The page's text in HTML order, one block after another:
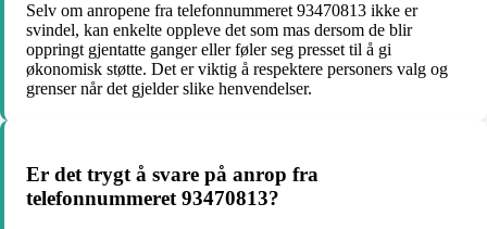
Selv om anropene fra telefonnummeret 93470813 ikke er
svindel, kan enkelte oppleve det som mas dersom de blir
oppringt gjentatte ganger eller føler seg presset til å gi
økonomisk støtte. Det er viktig å respektere personers valg og
grenser når det gjelder slike henvendelser.
Er det trygt å svare på anrop fra
telefonnummeret 93470813?